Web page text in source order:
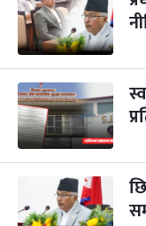
मंगल कार्तिक ३, २०८३
४
बुध कार्तिक ४, २०८३
५
बिहि
पापा‌ङ्कुशा
कार्तिक ५, २०८३
२२
आइत
कुकुर तिहार
कार्तिक २२,